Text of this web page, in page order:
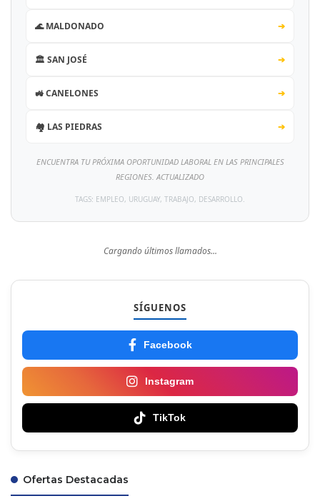
🌊 MALDONADO ➔
🏛️ SAN JOSÉ ➔
🚜 CANELONES ➔
🏘️ LAS PIEDRAS ➔
ENCUENTRA TU PRÓXIMA OPORTUNIDAD LABORAL EN LAS PRINCIPALES
REGIONES. ACTUALIZADO
TAGS: EMPLEO, URUGUAY, TRABAJO, DESARROLLO.
Cargando últimos llamados...
SÍGUENOS
Facebook
Instagram
TikTok
Ofertas Destacadas